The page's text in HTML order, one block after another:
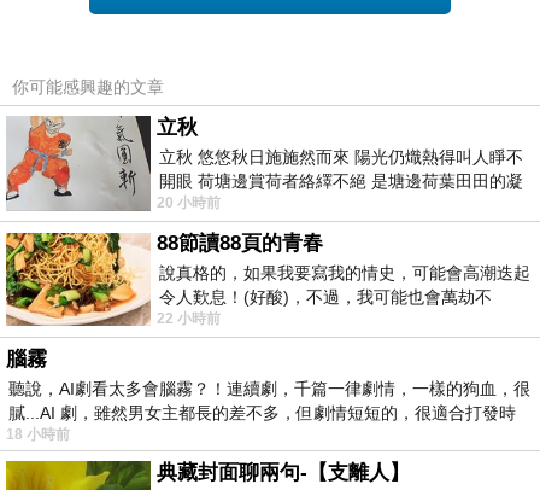
你可能感興趣的文章
立秋
立秋 悠悠秋日施施然而來 陽光仍熾熱得叫人睜不
開眼 荷塘邊賞荷者絡繹不絕 是塘邊荷葉田田的凝
望 風中飄逸的是映日荷花別樣紅
20 小時前
88節讀88頁的青春
說真格的，如果我要寫我的情史，可能會高潮迭起
令人歎息！(好酸)，不過，我可能也會萬劫不
復...，每天跪鍵盤還是被判了花心的罪
22 小時前
腦霧
聽說，AI劇看太多會腦霧？！連續劇，千篇一律劇情，一樣的狗血，很
膩...AI 劇，雖然男女主都長的差不多，但劇情短短的，很適合打發時
18 小時前
典藏封面聊兩句-【支離人】